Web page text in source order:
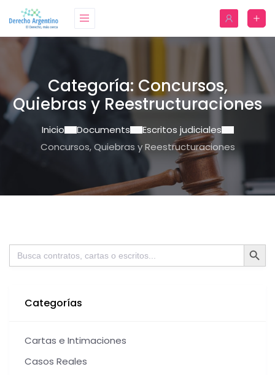
Categoría: Concursos,
Quiebras y Reestructuraciones
Inicio Documents
Escritos judiciales
Concursos, Quiebras y Reestructuraciones
Buscar: Botón de
Categorías
Cartas e Intimaciones
Casos Reales